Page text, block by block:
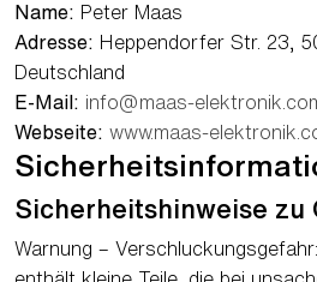
Name: Peter Maas
Adresse: Heppendorfer Str. 23,
Deutschland
E-Mail: info@maas-
Webseite: www.maas-
Sicherheitshinweise zu
Warnung –
enthält kleine Teile, die bei